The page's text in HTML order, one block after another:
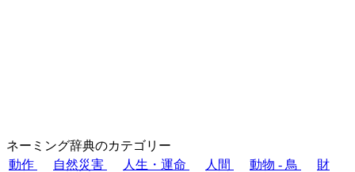
ネーミング辞典のカテゴリー
動作
自然災害 人生・運命 人間 動物 - 鳥
財